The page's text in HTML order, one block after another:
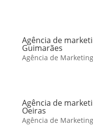
Agência de
Guimarães
Agência de
Agência de
Oeiras
Agência de